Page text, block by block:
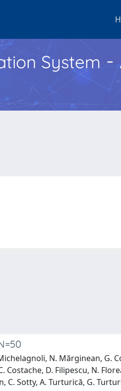
System -
N. Mărginean, G.
Costache, D. Filipescu, N.
C. Sotty, A. Turturică, G.